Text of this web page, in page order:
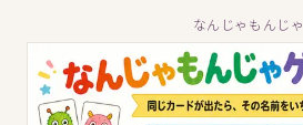
なんじゃもんじゃ